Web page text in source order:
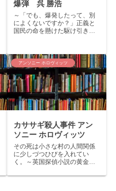
爆弾 呉 勝浩
～「でも、爆発したって、別
によくないですか？」正義と
国民の命を懸けた駆け引きが
作品、呉勝浩の「爆弾」をご
紹介いたします。story：無差
別爆破テロ。動機も目的もわ
からない。爆弾の在り処の
手...
アンソニー ホロヴィッツ
カササギ殺人事件 アン
ソニー ホロヴィッツ
その死は小さな村の人間関係
に少しづつひびを入れてい
く。～英国探偵小説の黄金時
リスティーへのオマージュミ